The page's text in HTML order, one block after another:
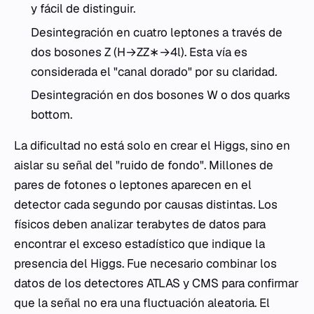
y fácil de distinguir.
Desintegración en cuatro leptones a través de
dos bosones Z (H→ZZ∗→4l). Esta vía es
considerada el "canal dorado" por su claridad.
Desintegración en dos bosones W o dos quarks
bottom.
La dificultad no está solo en crear el Higgs, sino en
aislar su señal del "ruido de fondo". Millones de
pares de fotones o leptones aparecen en el
detector cada segundo por causas distintas. Los
físicos deben analizar terabytes de datos para
encontrar el exceso estadístico que indique la
presencia del Higgs. Fue necesario combinar los
datos de los detectores ATLAS y CMS para confirmar
que la señal no era una fluctuación aleatoria. El